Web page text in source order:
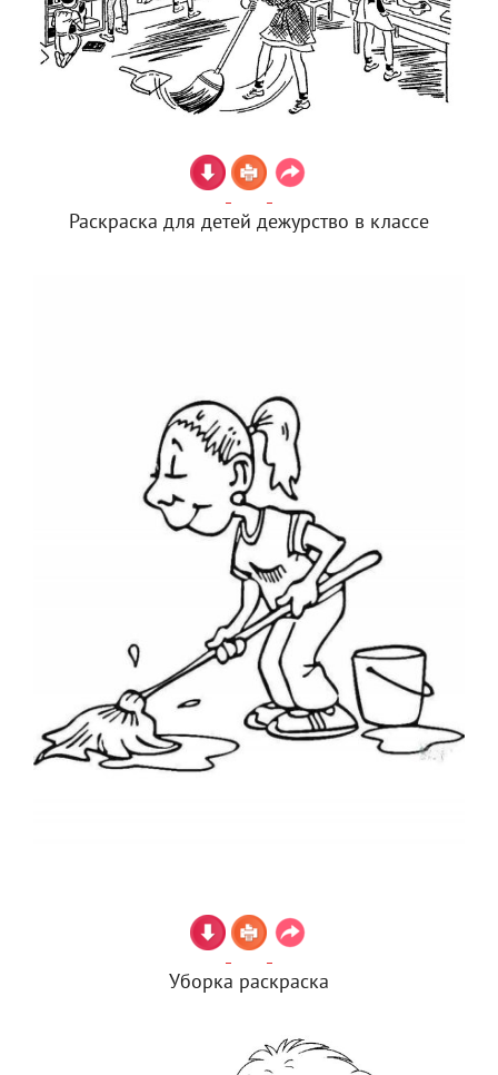
Раскраска для детей дежурство в классе
Уборка раскраска